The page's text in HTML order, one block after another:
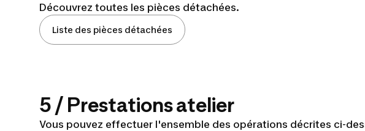
Découvrez toutes les pièces détachées.
Liste des pièces détachées
5 / Prestations atelier
Vous pouvez effectuer l'ensemble des opérations décrites ci-